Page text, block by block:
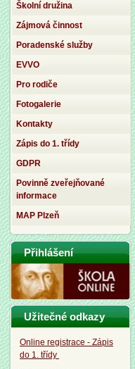
Školní družina
Zájmová činnost
Poradenské služby
EVVO
Pro rodiče
Fotogalerie
Kontakty
Zápis do 1. třídy
GDPR
Povinně zveřejňované
informace
MAP Plzeň
Přihlášení
Užitečné odkazy
Online registrace - Zápis
do 1. třídy